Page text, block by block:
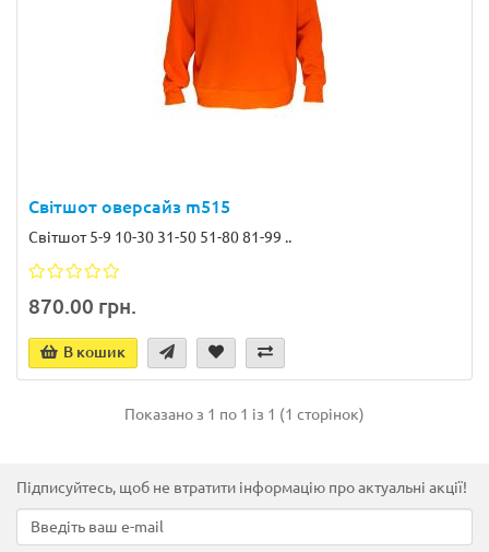
Світшот оверсайз m515
Світшот 5-9 10-30 31-50 51-80 81-99 ..
870.00 грн.
В кошик
Показано з 1 по 1 із 1 (1 сторінок)
Підписуйтесь, щоб не втратити інформацію про актуальні акції!